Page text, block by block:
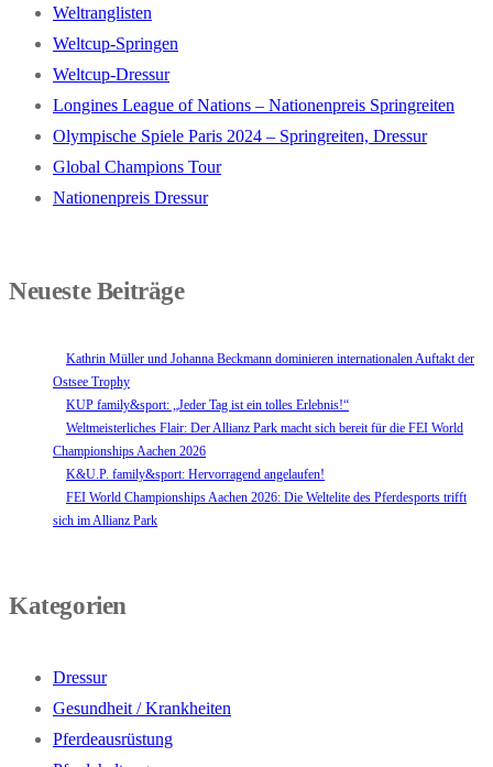
Weltranglisten
Weltcup-Springen
Weltcup-Dressur
Longines League of Nations – Nationenpreis Springreiten
Olympische Spiele Paris 2024 – Springreiten, Dressur
Global Champions Tour
Nationenpreis Dressur
Neueste Beiträge
Kathrin Müller und Johanna Beckmann dominieren internationalen Auftakt der
Ostsee Trophy
KUP family&sport: „Jeder Tag ist ein tolles Erlebnis!“
Weltmeisterliches Flair: Der Allianz Park macht sich bereit für die FEI World
Championships Aachen 2026
K&U.P. family&sport: Hervorragend angelaufen!
FEI World Championships Aachen 2026: Die Weltelite des Pferdesports trifft
sich im Allianz Park
Kategorien
Dressur
Gesundheit / Krankheiten
Pferdeausrüstung